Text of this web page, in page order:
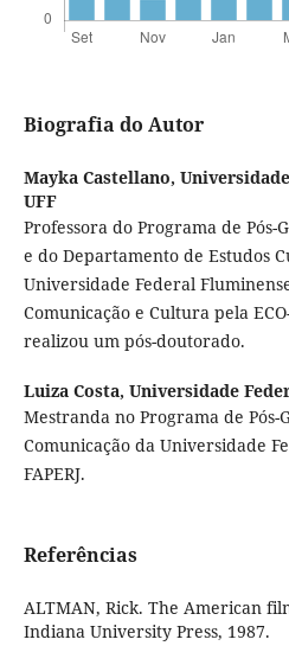
Biografia do Autor
Mayka Castellano,
UFF
Professora do Programa de Pós-
e do Departamento de Estudos
Universidade Federal
Comunicação e Cultura pela
realizou um pós-doutorado.
Luiza Costa, Universidade
Mestranda no Programa de Pós-
Comunicação da Universidade
FAPERJ.
Referências
ALTMAN, Rick. The American
Indiana University Press, 1987.